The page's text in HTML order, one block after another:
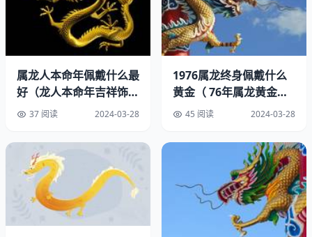
冲突,这样才能够让自己的运势更加稳定。
属龙人本命年佩戴什么最
好（龙人本命年吉祥饰
品）37 阅读 2024-03-28
1976属龙终身佩戴什么
黄金（ 76年属龙黄金饰
品推荐）
45 阅读 2024-03-28